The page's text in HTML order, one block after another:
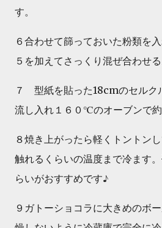
す。
６合わせて篩っておいた粉類を
５を加えてさっくり混ぜ合わせる
７ 型紙を貼った18cmのセルク
流し入れ１６０℃のオーブンで約
８焼き上がったら軽くトントン
触れるくらいの温度まで冷ます
らいがおすすめです♪
９ガトーショコラに大きめのボ